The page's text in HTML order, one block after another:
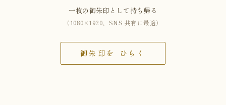
一枚の御朱印として持ち帰る
（1080×1920、SNS 共有に最適）
御朱印を ひらく